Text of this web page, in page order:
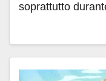
soprattutto